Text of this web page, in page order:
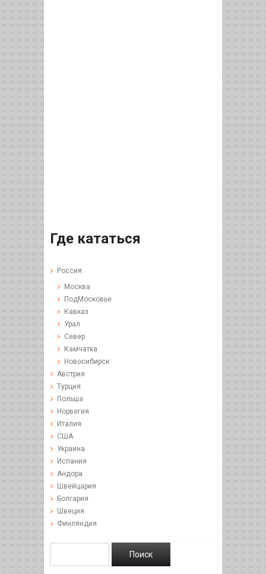
Где кататься
Россия
Москва
ПодМосковье
Кавказ
Урал
Север
Камчатка
Новосибирск
Австрия
Турция
Польша
Норвегия
Италия
США
Украина
Испания
Андора
Швейцария
Болгария
Швеция
Финляндия